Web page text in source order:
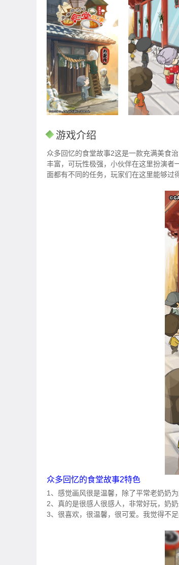
游戏介绍
众多回忆的食堂故事2这是一款充满美食
丰富，可玩性极强，小伙伴在这里扮演者
面都有不同的任务，玩家们在这里能够过
众多回忆的食堂故事2特色
1、感觉画风很是温馨，除了平常老奶奶
2、真的是很感人很感人，非常好玩，奶
3、很喜欢，很温馨，很可爱。我觉得不